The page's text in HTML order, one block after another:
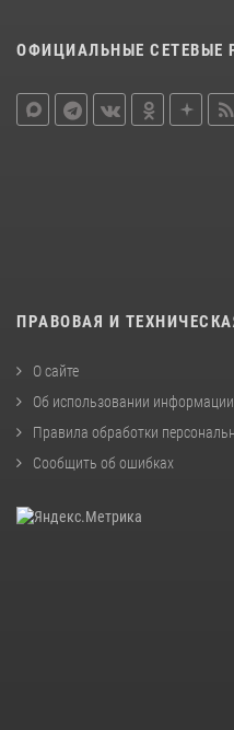
ОФИЦИАЛЬНЫЕ СЕТЕВЫЕ
ПРАВОВАЯ И
О сайте
Об использовании
Правила обработки
Сообщить об ошибках